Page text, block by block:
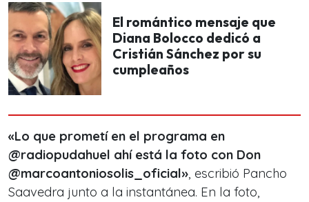
El romántico mensaje que
Diana Bolocco dedicó a
Cristián Sánchez por su
cumpleaños
«Lo que prometí en el programa en
@radiopudahuel ahí está la foto con Don
@marcoantoniosolis_oficial», escribió Pancho
Saavedra junto a la instantánea. En la foto,